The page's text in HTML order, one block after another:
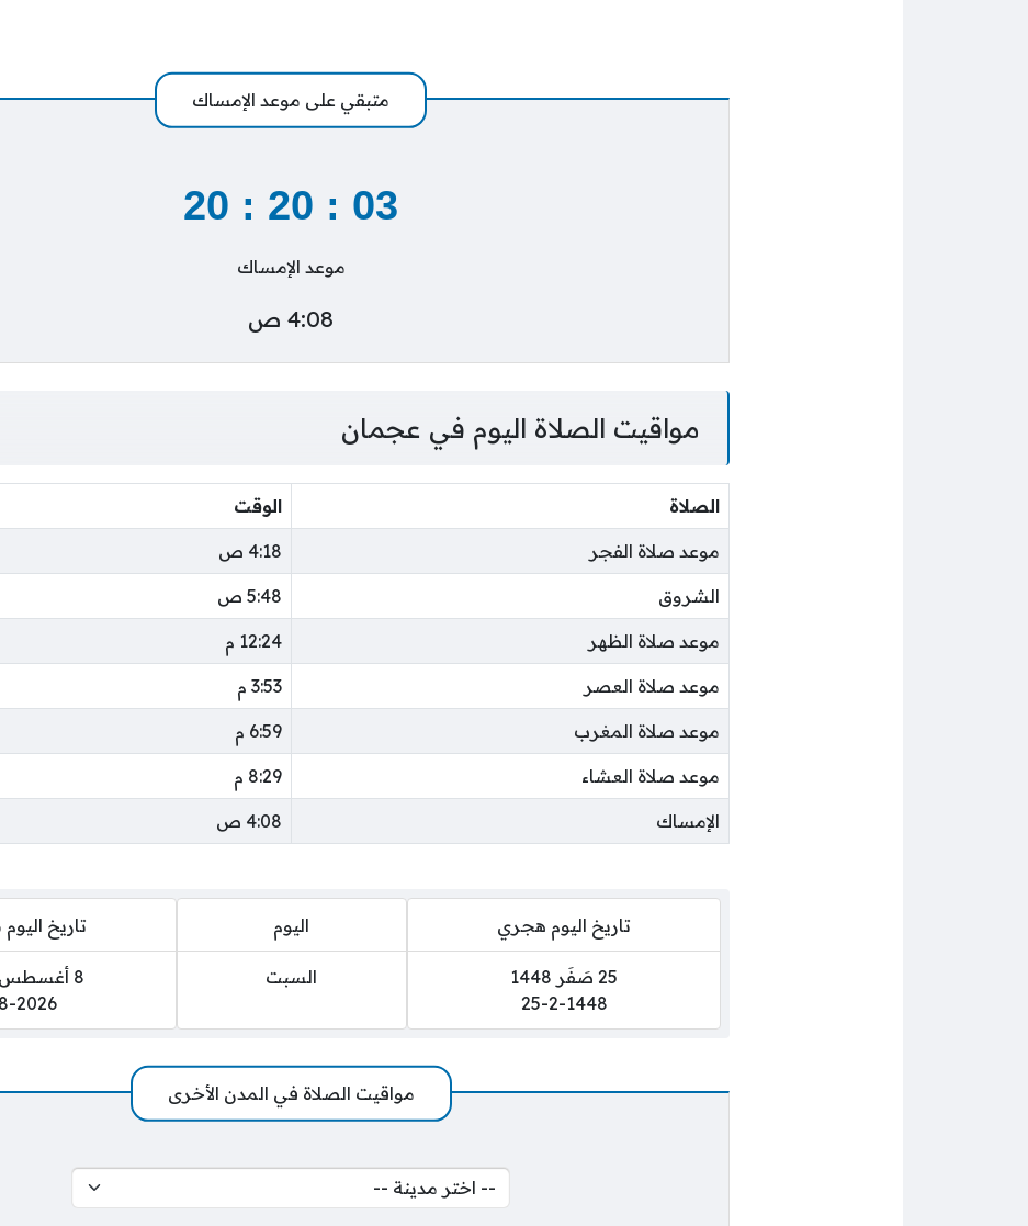
متبقي على موعد الإمساك
02
:
20
:
20
موعد الإمساك
4:08 ص
مواقيت الصلاة اليوم في عجمان
الصلاة الوقت
موعد صلاة الفجر 4:18 ص
الشروق 5:48 ص
موعد صلاة الظهر 12:24 م
موعد صلاة العصر 3:53 م
موعد صلاة المغرب 6:59 م
موعد صلاة العشاء 8:29 م
الإمساك 4:08 ص
تاريخ اليوم هجري
25 صَفَر 1448
25-2-1448
اليوم
السبت
تاريخ
8 أغسطس 2026
2026
مواقيت الصلاة في المدن الأخرى